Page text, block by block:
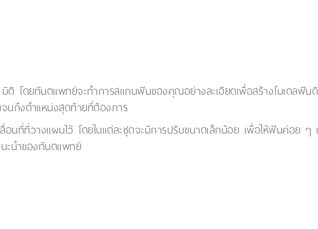
ติ โดยทันตแพทย์จะทำการสแกนฟันของคุณอย่างละเอียดเพื่อสร้างโมเดลฟัน
นถึงตำแหน่งสุดท้ายที่ต้องการ
นที่ที่วางแผนไว้ โดยในแต่ละชุดจะมีการปรับขนาดเล็กน้อย เพื่อให้ฟันค่อย
ะนำของทันตแพทย์